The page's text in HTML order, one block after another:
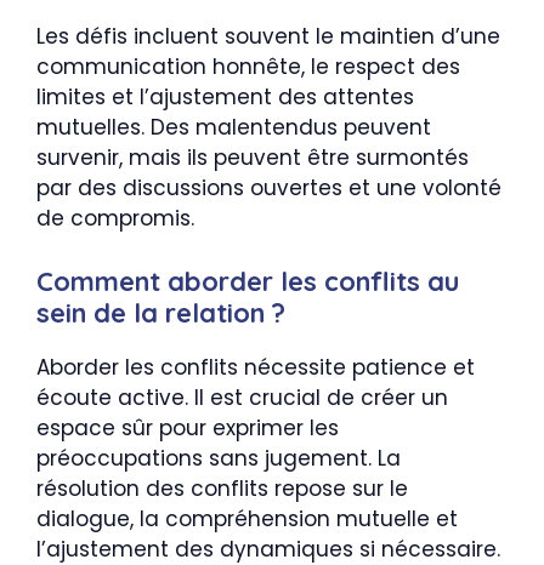
Les défis incluent souvent le maintien d’une
communication honnête, le respect des
limites et l’ajustement des attentes
mutuelles. Des malentendus peuvent
survenir, mais ils peuvent être surmontés
par des discussions ouvertes et une volonté
de compromis.
Comment aborder les conflits au
sein de la relation ?
Aborder les conflits nécessite patience et
écoute active. Il est crucial de créer un
espace sûr pour exprimer les
préoccupations sans jugement. La
résolution des conflits repose sur le
dialogue, la compréhension mutuelle et
l’ajustement des dynamiques si nécessaire.